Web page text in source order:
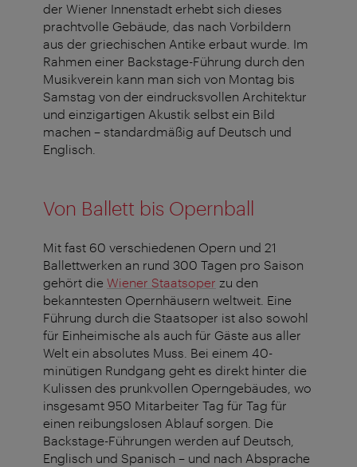
der Wiener Innenstadt erhebt sich dieses
prachtvolle Gebäude, das nach Vorbildern
aus der griechischen Antike erbaut wurde. Im
Rahmen einer Backstage-Führung durch den
Musikverein kann man sich von Montag bis
Samstag von der eindrucksvollen Architektur
und einzigartigen Akustik selbst ein Bild
machen – standardmäßig auf Deutsch und
Englisch.
Von Ballett bis Opernball
Mit fast 60 verschiedenen Opern und 21
Ballettwerken an rund 300 Tagen pro Saison
gehört die Wiener Staatsoper zu den
bekanntesten Opernhäusern weltweit. Eine
Führung durch die Staatsoper ist also sowohl
für Einheimische als auch für Gäste aus aller
Welt ein absolutes Muss. Bei einem 40-
minütigen Rundgang geht es direkt hinter die
Kulissen des prunkvollen Operngebäudes, wo
insgesamt 950 Mitarbeiter Tag für Tag für
einen reibungslosen Ablauf sorgen. Die
Backstage-Führungen werden auf Deutsch,
Englisch und Spanisch – und nach Absprache